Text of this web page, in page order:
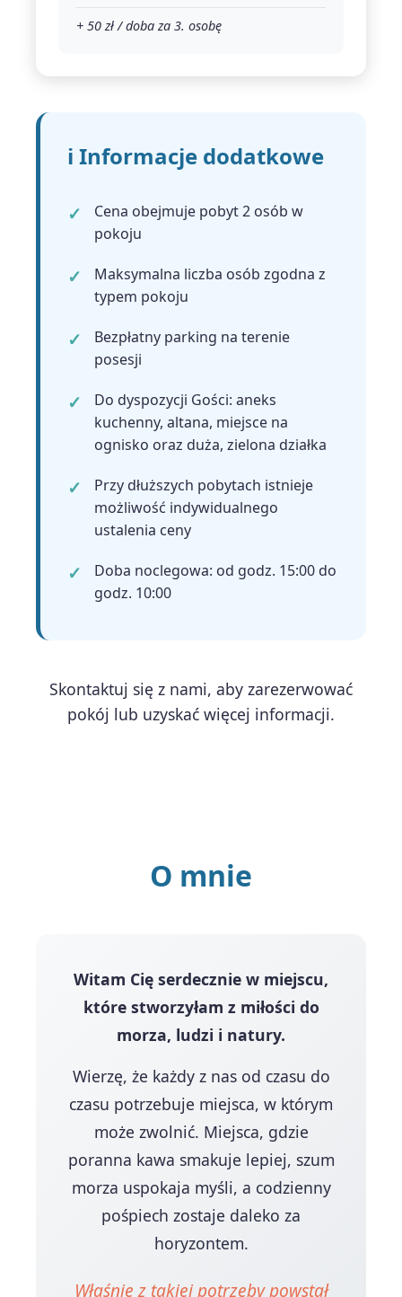
+ 50 zł / doba za 3. osobę
ℹ️ Informacje dodatkowe
Cena obejmuje pobyt 2 osób w
pokoju
Maksymalna liczba osób zgodna z
typem pokoju
Bezpłatny parking na terenie
posesji
Do dyspozycji Gości: aneks
kuchenny, altana, miejsce na
ognisko oraz duża, zielona działka
Przy dłuższych pobytach istnieje
możliwość indywidualnego
ustalenia ceny
Doba noclegowa: od godz. 15:00 do
godz. 10:00
Skontaktuj się z nami, aby zarezerwować
pokój lub uzyskać więcej informacji.
O mnie
Witam Cię serdecznie w miejscu,
które stworzyłam z miłości do
morza, ludzi i natury.
Wierzę, że każdy z nas od czasu do
czasu potrzebuje miejsca, w którym
może zwolnić. Miejsca, gdzie
poranna kawa smakuje lepiej, szum
morza uspokaja myśli, a codzienny
pośpiech zostaje daleko za
horyzontem.
Właśnie z takiej potrzeby powstał